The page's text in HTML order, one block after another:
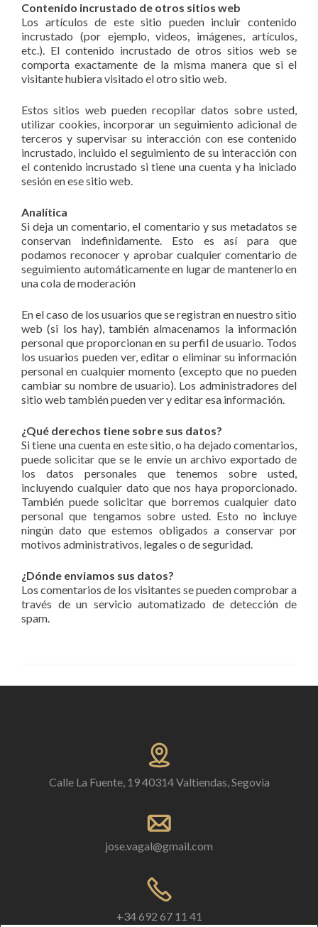
Contenido incrustado de otros sitios web
Los artículos de este sitio pueden incluir contenido
incrustado (por ejemplo, videos, imágenes, artículos,
etc.). El contenido incrustado de otros sitios web se
comporta exactamente de la misma manera que si el
visitante hubiera visitado el otro sitio web.
Estos sitios web pueden recopilar datos sobre usted,
utilizar cookies, incorporar un seguimiento adicional de
terceros y supervisar su interacción con ese contenido
incrustado, incluido el seguimiento de su interacción con
el contenido incrustado si tiene una cuenta y ha iniciado
sesión en ese sitio web.
Analítica
Si deja un comentario, el comentario y sus metadatos se
conservan indefinidamente. Esto es así para que
podamos reconocer y aprobar cualquier comentario de
seguimiento automáticamente en lugar de mantenerlo en
una cola de moderación
En el caso de los usuarios que se registran en nuestro sitio
web (si los hay), también almacenamos la información
personal que proporcionan en su perfil de usuario. Todos
los usuarios pueden ver, editar o eliminar su información
personal en cualquier momento (excepto que no pueden
cambiar su nombre de usuario). Los administradores del
sitio web también pueden ver y editar esa información.
¿Qué derechos tiene sobre sus datos?
Si tiene una cuenta en este sitio, o ha dejado comentarios,
puede solicitar que se le envíe un archivo exportado de
los datos personales que tenemos sobre usted,
incluyendo cualquier dato que nos haya proporcionado.
También puede solicitar que borremos cualquier dato
personal que tengamos sobre usted. Esto no incluye
ningún dato que estemos obligados a conservar por
motivos administrativos, legales o de seguridad.
¿Dónde enviamos sus datos?
Los comentarios de los visitantes se pueden comprobar a
través de un servicio automatizado de detección de
spam.
Calle La Fuente, 19 40314 Valtiendas, Segovia
jose.vagal@gmail.com
+34 692 67 11 41